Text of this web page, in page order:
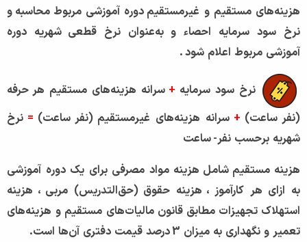
هزینه‌های مستقیم و غیرمستقیم دوره آموزشی مربوط محاسبه و
نرخ سود سرمایه احصاء و به‌عنوان نرخ قطعی شهریه دوره
آموزشی مربوط اعلام شود.
نرخ سود سرمایه + سرانه هزینه‌های مستقیم هر حرفه
(نفر ساعت)
+ سرانه هزینه‌های غیرمستقیم (نفر ساعت)
= نرخ
شهریه برحسب نفر-ساعت
هزینه مستقیم شامل هزینه مواد مصرفی برای یك دوره آموزشی
به ازای هر کارآموز ، هزینه حقوق (حق‌التدریس) مربی ، هزینه
استهلاك تجهیزات مطابق قانون مالیات‌های مستقیم و هزینه‌های
تعمیر و نگهداری به میزان 3درصد قیمت دفتری آن‌ها است.